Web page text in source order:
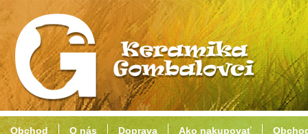
Obchod O nás Doprava Ako nakupovať